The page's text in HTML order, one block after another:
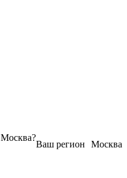
Москва
Ваш регион
Москва?